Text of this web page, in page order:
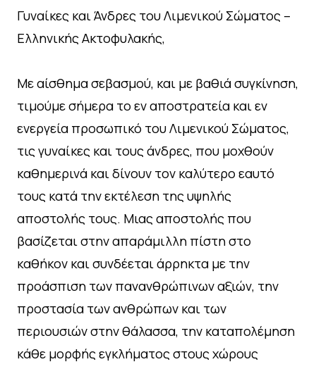
Γυναίκες και Άνδρες του Λιμενικού Σώματος –
Ελληνικής Ακτοφυλακής,
Με αίσθημα σεβασμού, και με βαθιά συγκίνηση,
τιμούμε σήμερα το εν αποστρατεία και εν
ενεργεία προσωπικό του Λιμενικού Σώματος,
τις γυναίκες και τους άνδρες, που μοχθούν
καθημερινά και δίνουν τον καλύτερο εαυτό
τους κατά την εκτέλεση της υψηλής
αποστολής τους. Μιας αποστολής που
βασίζεται στην απαράμιλλη πίστη στο
καθήκον και συνδέεται άρρηκτα με την
προάσπιση των πανανθρώπινων αξιών, την
προστασία των ανθρώπων και των
περιουσιών στην θάλασσα, την καταπολέμηση
κάθε μορφής εγκλήματος στους χώρους